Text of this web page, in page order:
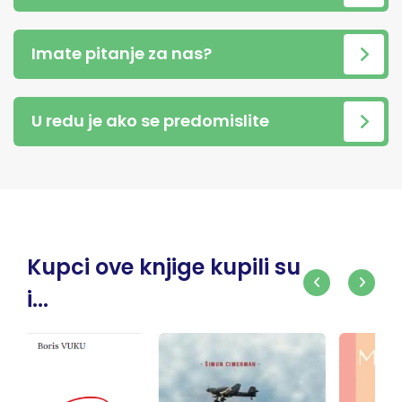
Imate pitanje za nas?
U redu je ako se predomislite
Kupci ove knjige kupili su
i...